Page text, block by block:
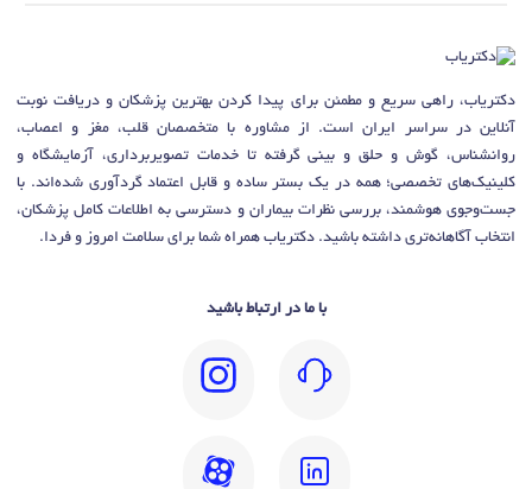
دکتریاب، راهی سریع و مطمئن برای پیدا کردن بهترین پزشکان و دریافت نوبت
آنلاین در سراسر ایران است. از مشاوره با متخصصان قلب، مغز و اعصاب،
روانشناس، گوش و حلق و بینی گرفته تا خدمات تصویربرداری، آزمایشگاه و
کلینیک‌های تخصصی؛ همه در یک بستر ساده و قابل اعتماد گردآوری شده‌اند. با
جست‌وجوی هوشمند، بررسی نظرات بیماران و دسترسی به اطلاعات کامل پزشکان،
انتخاب آگاهانه‌تری داشته باشید. دکتریاب همراه شما برای سلامت امروز و فردا.
با ما در ارتباط باشید